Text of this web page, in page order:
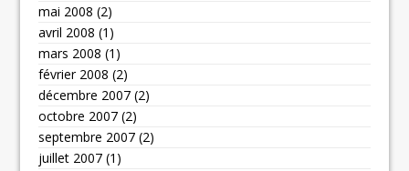
mai 2008 (2)
avril 2008 (1)
mars 2008 (1)
février 2008 (2)
décembre 2007 (2)
octobre 2007 (2)
septembre 2007 (2)
juillet 2007 (1)